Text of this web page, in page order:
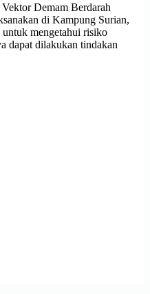
Demam Berdarah
di Kampung Surian,
mengetahui risiko
dapat dilakukan tindakan